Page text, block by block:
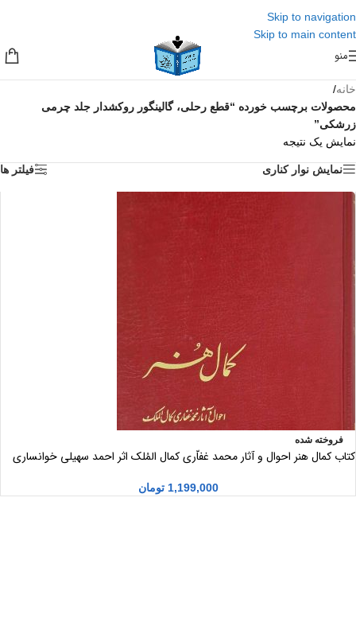
Skip to navigation
Skip to main content
منو
خانه/
محصولات برچسب خورده “قطع رحلی، گالینگور روکشدار جلد چرمی
زرشکی”
نمایش یک نتیجه
نمایش نوار کناری فیلتر ها
فروخته شده
کتاب کمال هنر احوال و آثار محمد غفاّری کمال المُلک اثر احمد سهیلی خوانساری
1,199,000 تومان